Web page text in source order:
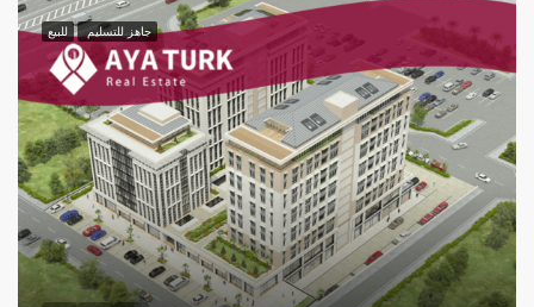
جاهز للتسليم للبيع